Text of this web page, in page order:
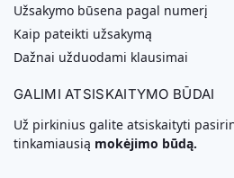
Užsakymo būsena pagal numerį
Kaip pateikti užsakymą
Dažnai užduodami klausimai
GALIMI ATSISKAITYMO BŪDAI
Už pirkinius galite atsiskaityti
tinkamiausią mokėjimo būdą.